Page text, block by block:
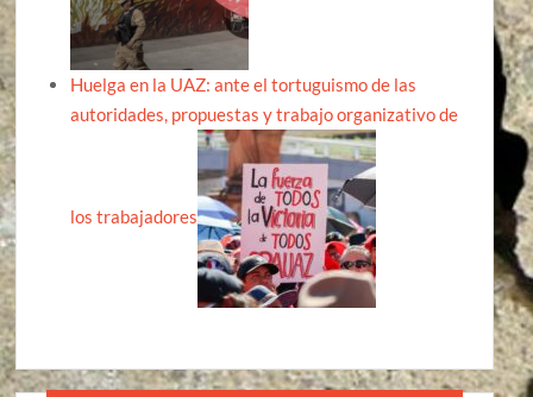
Huelga en la UAZ: ante el tortuguismo de las
autoridades, propuestas y trabajo organizativo de
los trabajadores